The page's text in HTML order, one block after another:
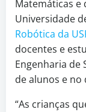
Matemáticas e
Universidade
Robótica da
docentes e
Engenharia de
de alunos e no
“As crianças